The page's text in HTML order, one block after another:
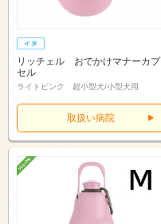
リッチェル おでかけマナーカプ
セル
ライトピンク 超小型犬/小型犬用
取扱い病院